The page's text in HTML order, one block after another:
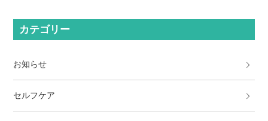
カテゴリー
お知らせ
セルフケア